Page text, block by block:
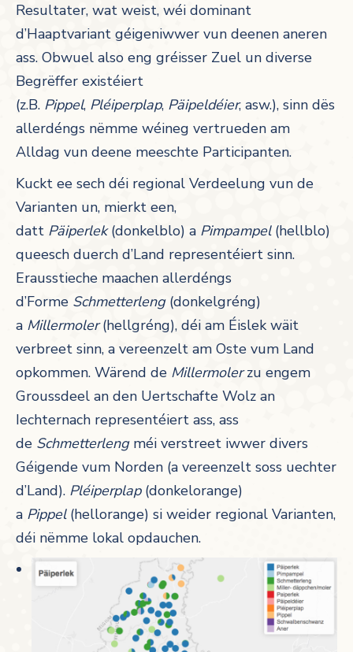
Resultater, wat weist, wéi dominant
d’Haaptvariant géigeniwwer vun deenen aneren
ass. Obwuel also eng gréisser Zuel un diverse
Begrëffer existéiert
(z.B. Pippel, Pléiperplap, Päipeldéier, asw.), sinn dës
allerdéngs nëmme wéineg vertrueden am
Alldag vun deene meeschte Participanten.
Kuckt ee sech déi regional Verdeelung vun de
Varianten un, mierkt een,
datt Päiperlek(donkelblo) a Pimpampel(hellblo)
queesch duerch d’Land representéiert sinn.
Erausstieche maachen allerdéngs
d’Forme Schmetterleng (donkelgréng)
a Millermoler(hellgréng), déi am Éislek wäit
verbreet sinn, a vereenzelt am Oste vum Land
opkommen. Wärend de Millermolerzu engem
Groussdeel an den Uertschafte Wolz an
Iechternach representéiert ass, ass
de Schmetterlengméi verstreet iwwer divers
Géigende vum Norden (a vereenzelt soss uechter
d’Land). Pléiperplap(donkelorange)
a Pippel(hellorange) si weider regional Varianten,
déi nëmme lokal opdauchen.